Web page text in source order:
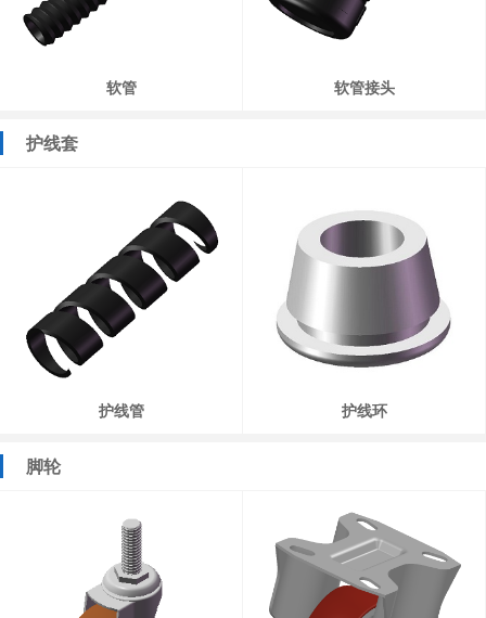
软管 软管接头
护线套
护线管 护线环
脚轮